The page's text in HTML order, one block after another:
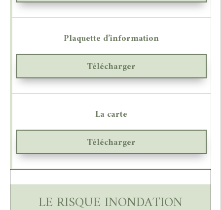
Plaquette d’information
Télécharger
La carte
Télécharger
LE RISQUE INONDATION